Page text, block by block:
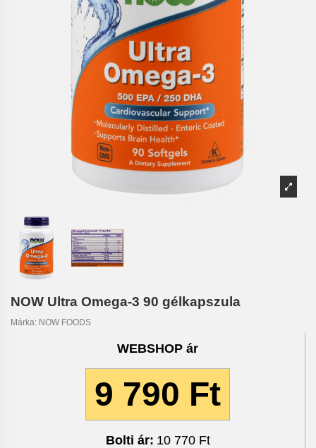
NOW Ultra Omega-3 90 gélkapszula
Márka: NOW FOODS
WEBSHOP ár
9 790 Ft
Bolti ár: 10 770 Ft